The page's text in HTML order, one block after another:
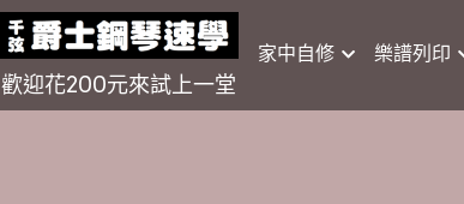
歡迎花200元來試上一堂
家中自修 樂譜列印